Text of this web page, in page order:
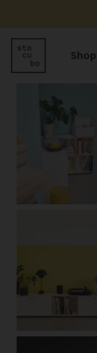
Shop